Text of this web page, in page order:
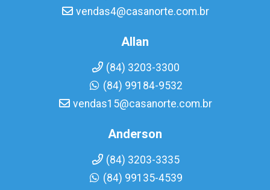
vendas4@casanorte.com.br
Allan
(84) 3203-3300
(84) 99184-9532
vendas15@casanorte.com.br
Anderson
(84) 3203-3335
(84) 99135-4539